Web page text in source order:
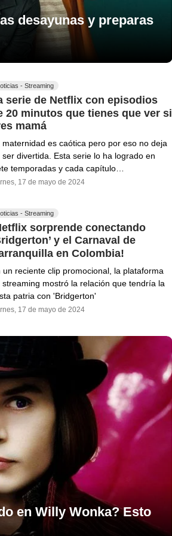
desayunas y preparas
- Streaming
serie de Netflix con episodios
20 minutos que tienes que ver si
mamá
maternidad es caótica pero por eso no deja
ser divertida. Esta serie lo ha logrado en
temporadas y cada capítulo…
17 de mayo de 2024
- Streaming
sorprende conectando
y el Carnaval de
en Colombia!
un reciente clip promocional, la plataforma
streaming mostró la relación que tendría la
patria con 'Bridgerton'
17 de mayo de 2024
en Willy Wonka? Esto